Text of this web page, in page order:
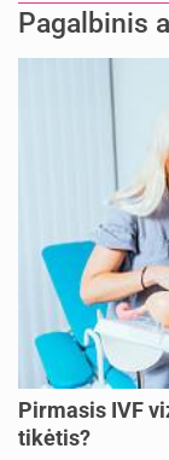
Pagalbinis
Pirmasis IVF
tikėtis?